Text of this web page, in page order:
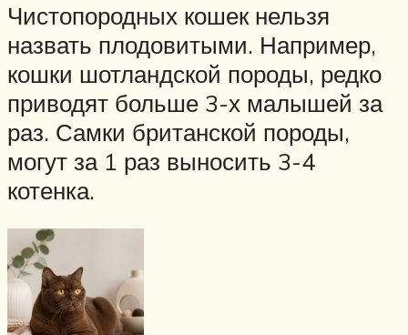
Чистопородных кошек нельзя
назвать плодовитыми. Например,
кошки шотландской породы, редко
приводят больше 3-х малышей за
раз. Самки британской породы,
могут за 1 раз выносить 3-4
котенка.